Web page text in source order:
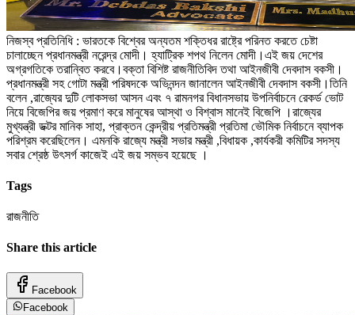
নিজস্ব প্রতিনিধি : ভারতকে বিশ্বের অন্যতম শক্তিধর রাষ্ট্রে পরিনত করতে চেষ্টা
চালাচ্ছেন প্রধানমন্ত্রী নরেন্দ্র মোদী। হ্যাট্রিক শপথ নিলেন মোদী।এই জয় দেশের
অগ্রগতিকে তরান্বিত করবে।বক্তা বিশিষ্ট রাজনীতিবিদ তথা আইনজীবী দেবদাস বকসী।
প্রধানমন্ত্রী সহ গোটা মন্ত্রী পরিষদকে অভিনন্দন জানালেন আইনজীবী দেবদাস বকসী।তিনি
বলেন ,রাজ্যের দুটি লোকসভা আসন এবং ৭ রামনগর বিধানসভায় উপনির্বাচনে রেকর্ড ভোট
নিয়ে বিজেপির জয় প্রমাণ করে মানুষের আস্থা ও বিশ্বাস মানেই বিজেপি ।রাজ্যের
মুখ্যন্ত্রী ডক্টর মানিক সাহা, প্রাক্তন কেন্দ্রীয় প্রতিমন্ত্রী প্রতিমা ভৌমিক নির্বাচনে ব্যাপক
পরিশ্রম করেছিলেন। এমনকি রাজ্যে মন্ত্রী সভার মন্ত্রী ,বিধায়ক ,কার্যকরী কমিটির সদস্য
সবার শ্রেষ্ঠ উৎসর্গ কাজেই এই জয় সম্ভব হয়েছে ।
Tags
রাজনীতি
Share this article
Facebook
Facebook